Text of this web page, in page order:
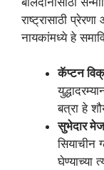
राष्ट्रासाठी
नायकांमध्ये हे
कॅप्टन
बत्रा हे
सुभेदार
सियाचीन
घेण्याच्या